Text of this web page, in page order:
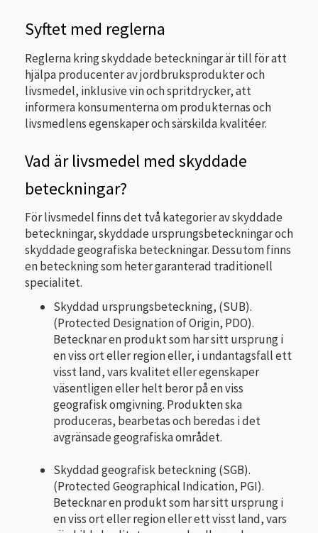
Syftet med reglerna
Reglerna kring skyddade beteckningar är till för att
hjälpa producenter av jordbruksprodukter och
livsmedel, inklusive vin och spritdrycker, att
informera konsumenterna om produkternas och
livsmedlens egenskaper och särskilda kvalitéer.
Vad är livsmedel med skyddade
beteckningar?
För livsmedel finns det två kategorier av skyddade
beteckningar, skyddade ursprungsbeteckningar och
skyddade geografiska beteckningar. Dessutom finns
en beteckning som heter garanterad traditionell
specialitet.
Skyddad ursprungsbeteckning, (SUB).
(Protected Designation of Origin, PDO).
Betecknar en produkt som har sitt ursprung i
en viss ort eller region eller, i undantagsfall ett
visst land, vars kvalitet eller egenskaper
väsentligen eller helt beror på en viss
geografisk omgivning. Produkten ska
produceras, bearbetas och beredas i det
avgräns­ade geografiska området.
Skyddad geografisk beteckning (SGB).
(Protected Geographical Indication, PGI).
Betecknar en pro­dukt som har sitt ursprung i
en viss ort eller region eller ett visst land, vars